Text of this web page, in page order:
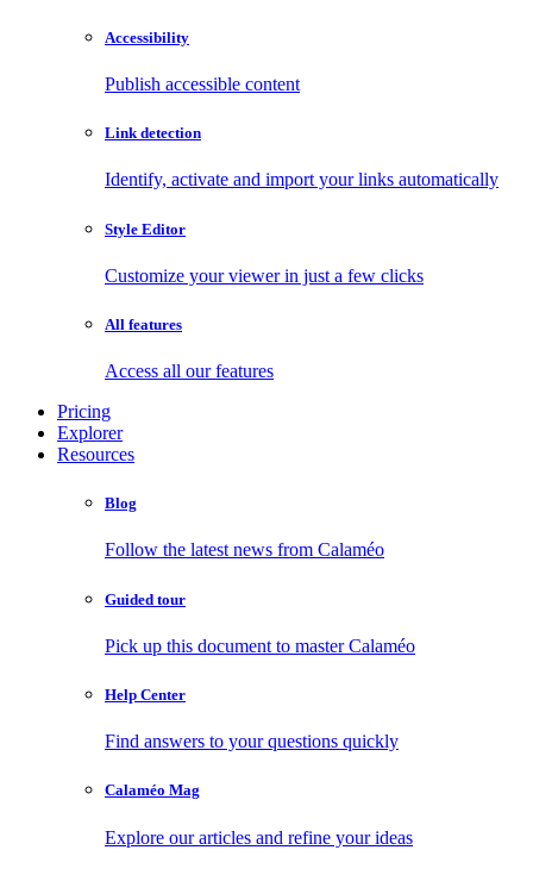
Accessibility
Publish accessible content
Link detection
Identify, activate and import your links automatically
Style Editor
Customize your viewer in just a few clicks
All features
Access all our features
Pricing
Explorer
Resources
Blog
Follow the latest news from Calaméo
Guided tour
Pick up this document to master Calaméo
Help Center
Find answers to your questions quickly
Calaméo Mag
Explore our articles and refine your ideas